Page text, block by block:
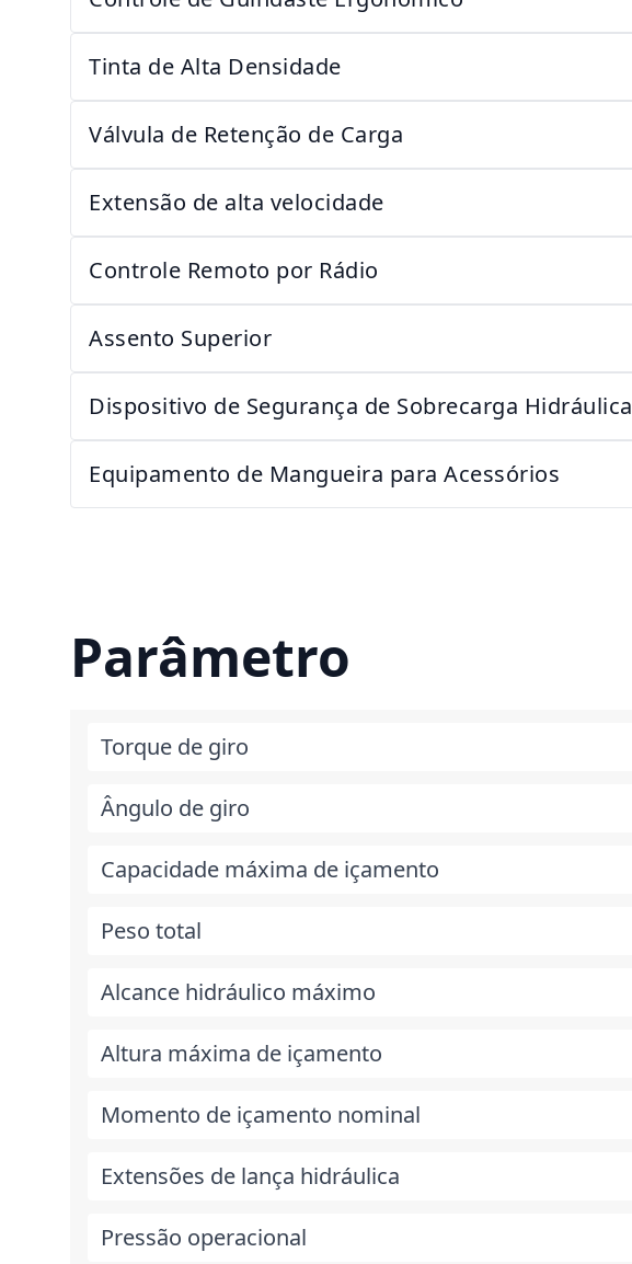
Tinta de Alta Densidade
Válvula de Retenção de Carga
Extensão de alta velocidade
Controle Remoto por Rádio
Assento Superior
Dispositivo de Segurança de Sobrecarga Hidráulica
Equipamento de Mangueira para Acessórios
Parâmetro
Torque de giro
Ângulo de giro
Capacidade máxima de içamento
Peso total
Alcance hidráulico máximo
Altura máxima de içamento
Momento de içamento nominal
Extensões de lança hidráulica
Pressão operacional